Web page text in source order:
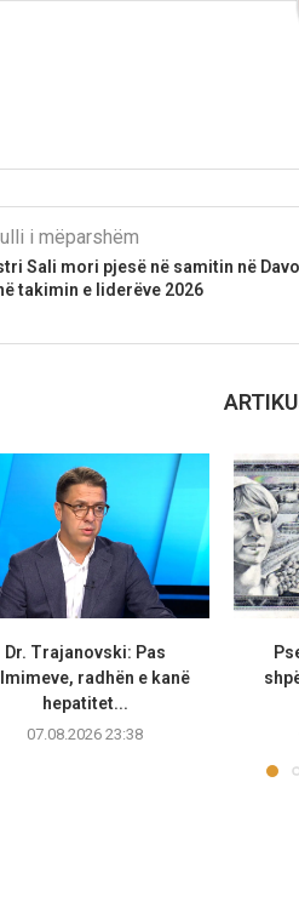
i mëparshëm
Sali mori pjesë në samitin në
takimin e liderëve 2026
Dr. Trajanovski: Pas
radhën e kanë
hepatitet...
07.08.2026 23:38